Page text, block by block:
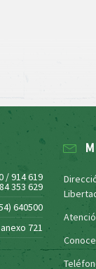
/ 914 619
353 629
640500
721